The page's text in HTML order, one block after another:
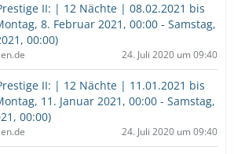
II: | 12 Nächte | 08.02.2021 bis
8. Februar 2021, 00:00 - Samstag,
00:00)
24. Juli 2020 um 09:40
II: | 12 Nächte | 11.01.2021 bis
11. Januar 2021, 00:00 - Samstag,
00:00)
24. Juli 2020 um 09:40